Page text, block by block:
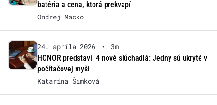
batéria a cena, ktorá prekvapí
Ondrej Macko
24. apríla 2026 •
3m
HONOR predstavil 4 nové slúchadlá: Jedny sú ukryté v
počítačovej myši
Katarína Šimková